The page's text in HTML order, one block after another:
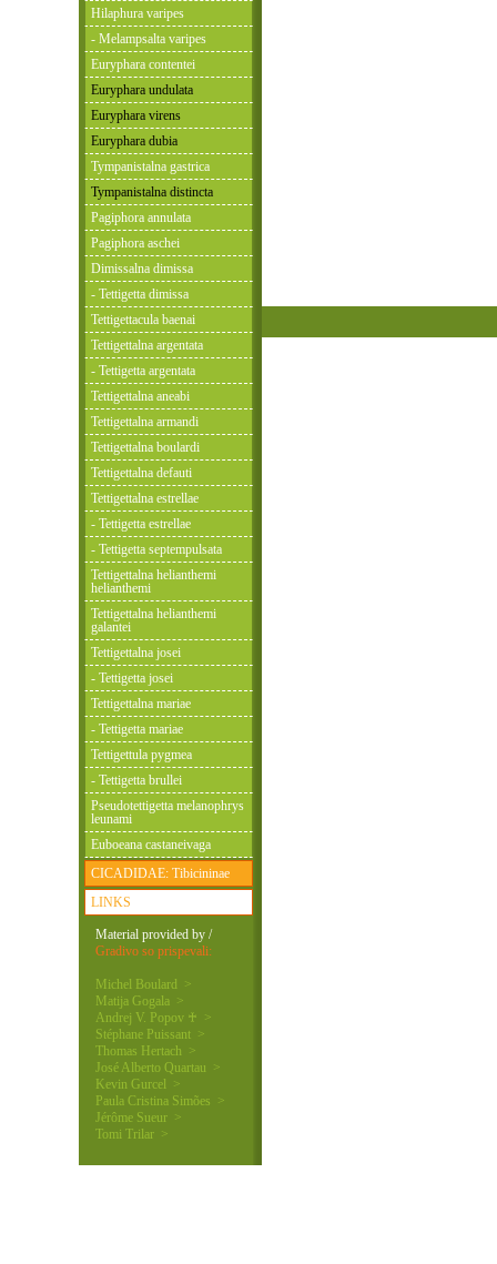
Hilaphura varipes
- Melampsalta varipes
Euryphara contentei
Euryphara undulata
Euryphara virens
Euryphara dubia
Tympanistalna gastrica
Tympanistalna distincta
Pagiphora annulata
Pagiphora aschei
Dimissalna dimissa
- Tettigetta dimissa
Tettigettacula baenai
Tettigettalna argentata
- Tettigetta argentata
Tettigettalna aneabi
Tettigettalna armandi
Tettigettalna boulardi
Tettigettalna defauti
Tettigettalna estrellae
- Tettigetta estrellae
- Tettigetta septempulsata
Tettigettalna helianthemi
helianthemi
Tettigettalna helianthemi
galantei
Tettigettalna josei
- Tettigetta josei
Tettigettalna mariae
- Tettigetta mariae
Tettigettula pygmea
- Tettigetta brullei
Pseudotettigetta melanophrys
leunami
Euboeana castaneivaga
CICADIDAE: Tibicininae
LINKS
Material provided by /
Gradivo so prispevali:
Michel Boulard >
Matija Gogala >
Andrej V. Popov ♰ >
Stéphane Puissant >
Thomas Hertach >
José Alberto Quartau >
Kevin Gurcel >
Paula Cristina Simões >
Jérôme Sueur >
Tomi Trilar >